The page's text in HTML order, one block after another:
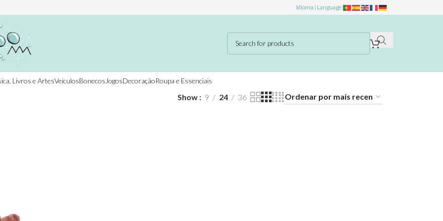
Idioma | Language:
Livros e ArtesVeículosBonecos JogosDecoraçãoRoupa e Essenciais
Show 9 24 36